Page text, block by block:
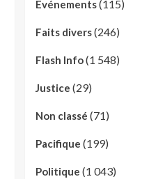
Evénements(115)
Faits divers(246)
Flash Info(1 548)
Justice (29)
Non classé (71)
Pacifique (199)
Politique (1 043)